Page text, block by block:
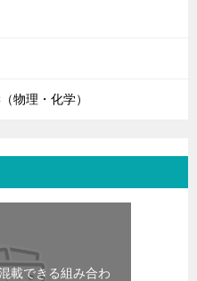
物理・化学）
載できる組み合わ